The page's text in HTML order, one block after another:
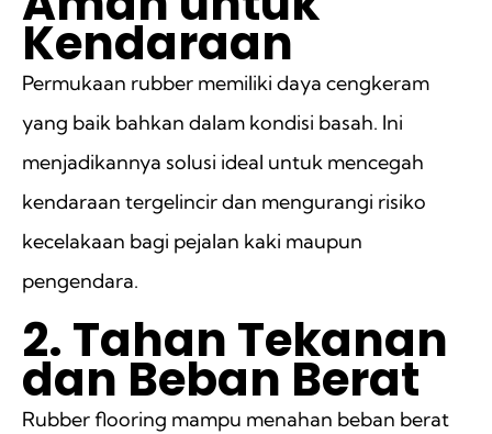
Kendaraan
Permukaan rubber memiliki daya cengkeram
yang baik bahkan dalam kondisi basah. Ini
menjadikannya solusi ideal untuk mencegah
kendaraan tergelincir dan mengurangi risiko
kecelakaan bagi pejalan kaki maupun
pengendara.
2. Tahan Tekanan
dan Beban Berat
Rubber flooring mampu menahan beban berat